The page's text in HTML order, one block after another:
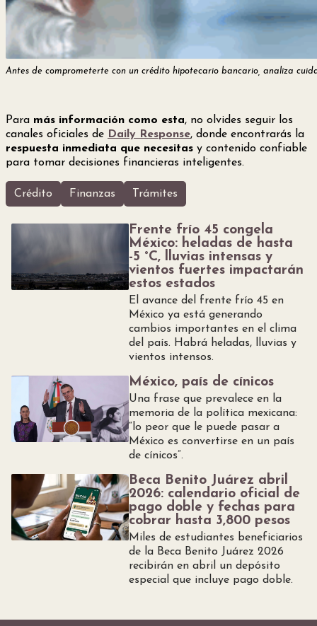
Antes de comprometerte con un crédito hipotecario bancario, analiza
Para más información como esta, no olvides seguir los
canales oficiales de Daily Response, donde encontrarás la
respuesta inmediata que necesitas y contenido confiable
para tomar decisiones financieras inteligentes.
Crédito Finanzas Trámites
Frente frío 45 congela
México: heladas de hasta
-5 °C, lluvias intensas y
vientos fuertes impactarán
estos estados
El avance del frente frío 45 en
México ya está generando
cambios importantes en el clima
del país. Habrá heladas, lluvias y
vientos intensos.
México, país de cínicos
Una frase que prevalece en la
memoria de la política mexicana:
“lo peor que le puede pasar a
México es convertirse en un país
de cínicos”.
Beca Benito Juárez abril
2026: calendario oficial de
pago doble y fechas para
cobrar hasta 3,800 pesos
Miles de estudiantes beneficiarios
de la Beca Benito Juárez 2026
recibirán en abril un depósito
especial que incluye pago doble.